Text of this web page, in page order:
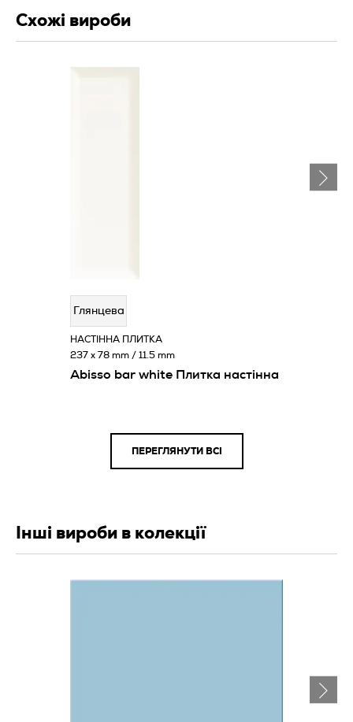
Схожі вироби
Глянцева
Abisso bar white Плитка настінна
НАСТІННА ПЛИТКА
237 x 78 mm / 11.5 mm
ПЕРЕГЛЯНУТИ ВСІ
Інші вироби в колекції